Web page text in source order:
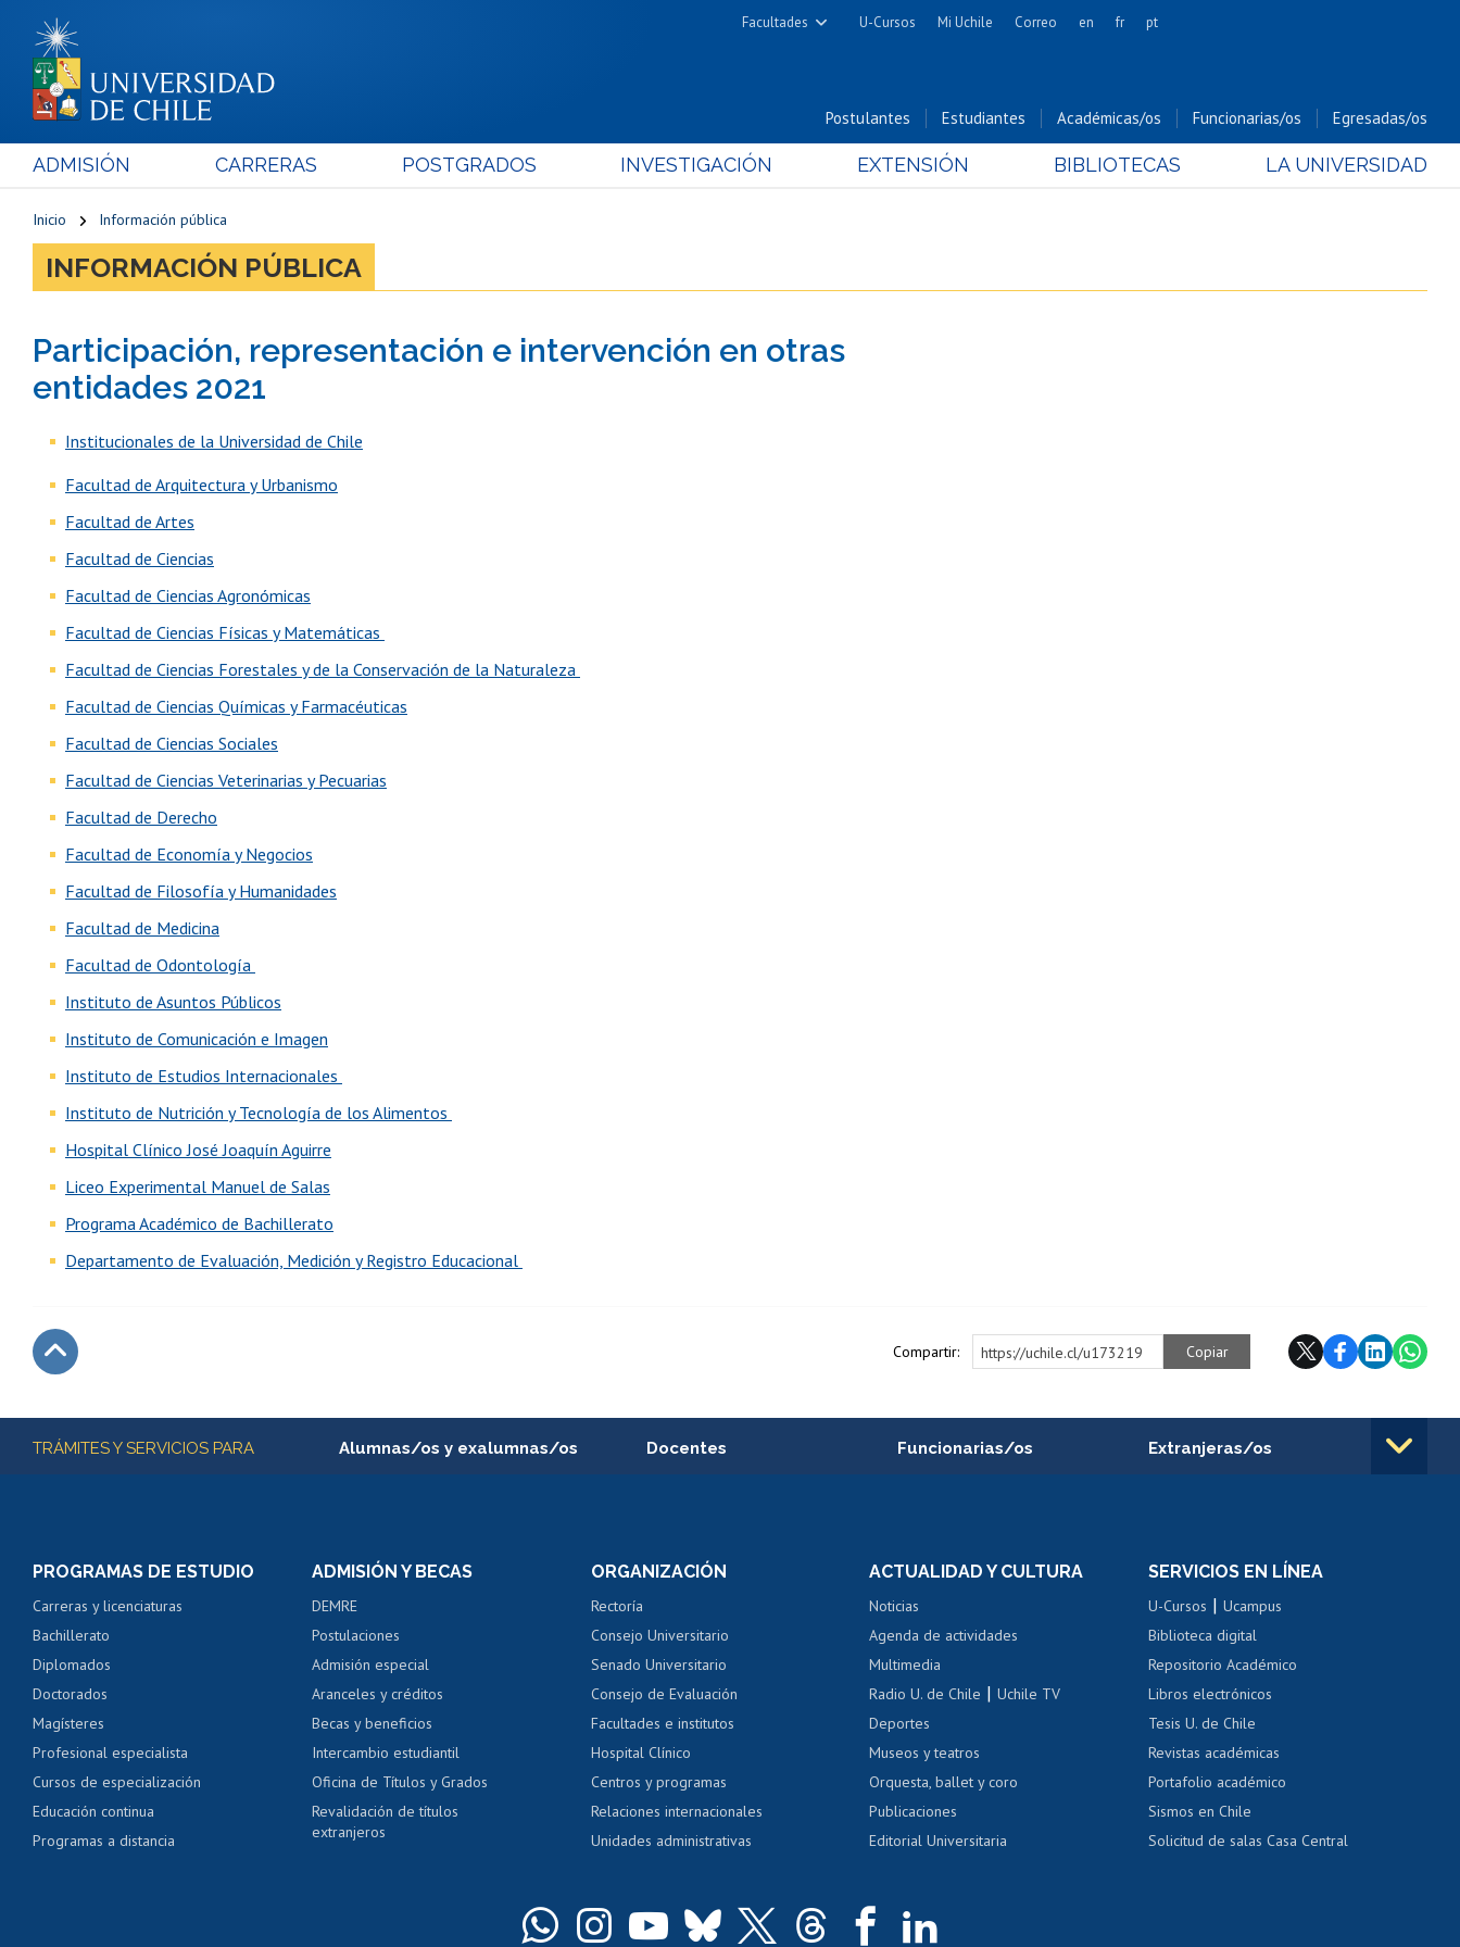
Facultades
Cs. Físicas y Matemáticas
Cs. Forestales y Conservación
Cs. Químicas y Farmacéuticas
Cs. Sociales
Estudios Avanzados en Educación
U-Cursos Mi Uchile Correo en fr pt
Postulantes Estudiantes Académicas/os Funcionarias/os Egresadas/os
ADMISIÓN CARRERAS POSTGRADOS INVESTIGACIÓN EXTENSIÓN BIBLIOTECAS LA UNIVERSIDAD
Inicio Información pública
INFORMACIÓN PÚBLICA
Participación, representación e intervención en otras
entidades 2021
Institucionales de la Universidad de Chile
Facultad de Arquitectura y Urbanismo
Facultad de Artes
Facultad de Ciencias
Facultad de Ciencias Agronómicas
Facultad de Ciencias Físicas y Matemáticas
Facultad de Ciencias Forestales y de la Conservación de la Naturaleza
Facultad de Ciencias Químicas y Farmacéuticas
Facultad de Ciencias Sociales
Facultad de Ciencias Veterinarias y Pecuarias
Facultad de Derecho
Facultad de Economía y Negocios
Facultad de Filosofía y Humanidades
Facultad de Medicina
Facultad de Odontología
Instituto de Asuntos Públicos
Instituto de Comunicación e Imagen
Instituto de Estudios Internacionales
Instituto de Nutrición y Tecnología de los Alimentos
Hospital Clínico José Joaquín Aguirre
Liceo Experimental Manuel de Salas
Programa Académico de Bachillerato
Departamento de Evaluación, Medición y Registro Educacional
Compartir: https://uchile.cl/u173219 Copiar
Más información
TRÁMITES Y SERVICIOS PARA Alumnas/os y exalumnas/os
Consulta y certificado de notas
Servicio médico y dental
Pago de arancel y crédito alumnos
Pago de arancel y crédito exalumnos
Certificado de títulos y grados
Docentes
Perfeccionamiento
Evaluación docente
Calificación académica
Postulación al AUCAI
Funcionarias/os
Portal de movilidad interna
Certificado de renta
Certificado de renta
Gestión de correo uchile
Extranjeras/os
Movilidad Estudiantil
Cursos de español
Acoso laboral, sexual y violencia
PROGRAMAS DE ESTUDIO
Carreras y licenciaturas
Bachillerato
Diplomados
Doctorados
Magísteres
Profesional especialista
Cursos de especialización
Educación continua
Programas a distancia
ADMISIÓN Y BECAS
DEMRE
Postulaciones
Admisión especial
Aranceles y créditos
Becas y beneficios
Intercambio estudiantil
Oficina de Títulos y Grados
Revalidación de títulos
extranjeros
ORGANIZACIÓN
Rectoría
Consejo Universitario
Senado Universitario
Consejo de Evaluación
Facultades e institutos
Hospital Clínico
Centros y programas
Relaciones internacionales
Unidades administrativas
ACTUALIDAD Y CULTURA
Noticias
Agenda de actividades
Multimedia
Radio U. de Chile |Uchile TV
Deportes
Museos y teatros
Orquesta, ballet y coro
Publicaciones
Editorial Universitaria
SERVICIOS EN LÍNEA
U-Cursos |Ucampus
Biblioteca digital
Repositorio Académico
Libros electrónicos
Tesis U. de Chile
Revistas académicas
Portafolio académico
Sismos en Chile
Solicitud de salas Casa Central